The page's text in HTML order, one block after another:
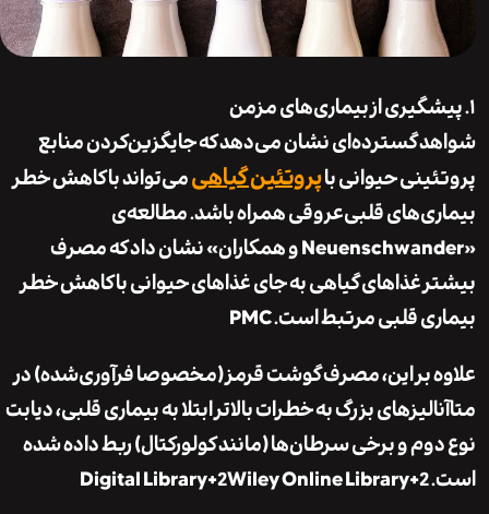
از بیماری‌های مزمن
گسترده‌ای نشان می‌دهد که جایگزین‌کردن منابع
حیوانی باپروتئین گیاهیمی‌تواند با کاهش خطر
قلبی‌عروقی همراه باشد. مطالعه‌ی
«Neuenschwander و همکاران» نشان داد که مصرف
غذاهای گیاهی ‌به جای غذاهای حیوانی با کاهش خطر
قلبی مرتبط است.PMC
بر این، مصرف گوشت قرمز (مخصوصا فرآوری‌شده) در
بزرگ به خطرات بالاتر ابتلا به بیماری قلبی، دیابت
و برخی سرطان‌ها (مانند کولورکتال) ربط داده شده
Digital Library+2Wiley Online Library+2